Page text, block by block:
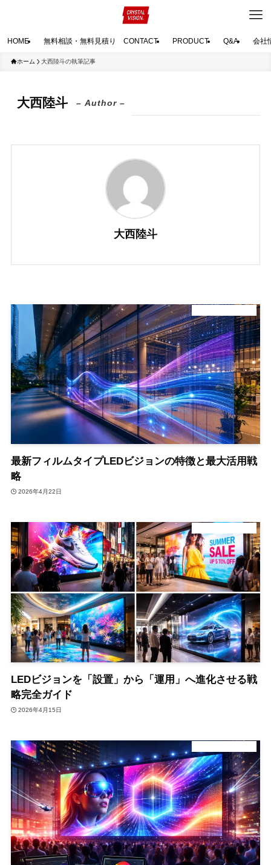
HOME 無料相談・無料見積り CONTACT PRODUCT Q&A 会社
ホーム 大西陸斗の執筆記事
大西陸斗 – Author –
大西陸斗
最新フィルムタイプLEDビジョンの特徴と最大活用戦
略
2026年4月22日
LEDビジョンを「設置」から「運用」へ進化させる戦
略完全ガイド
2026年4月15日